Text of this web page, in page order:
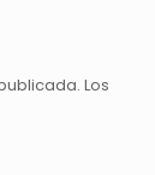
Los